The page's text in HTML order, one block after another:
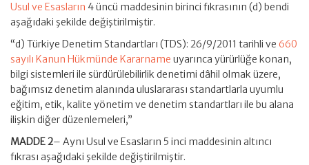
Usul ve Esasların 4 üncü maddesinin birinci fıkrasının (d) bendi
aşağıdaki şekilde değiştirilmiştir.
“d) Türkiye Denetim Standartları (TDS): 26/9/2011 tarihli ve 660
sayılı Kanun Hükmünde Kararname uyarınca yürürlüğe konan,
bilgi sistemleri ile sürdürülebilirlik denetimi dâhil olmak üzere,
bağımsız denetim alanında uluslararası standartlarla uyumlu
eğitim, etik, kalite yönetim ve denetim standartları ile bu alana
ilişkin diğer düzenlemeleri,”
MADDE 2– Aynı Usul ve Esasların 5 inci maddesinin altıncı
fıkrası aşağıdaki şekilde değiştirilmiştir.